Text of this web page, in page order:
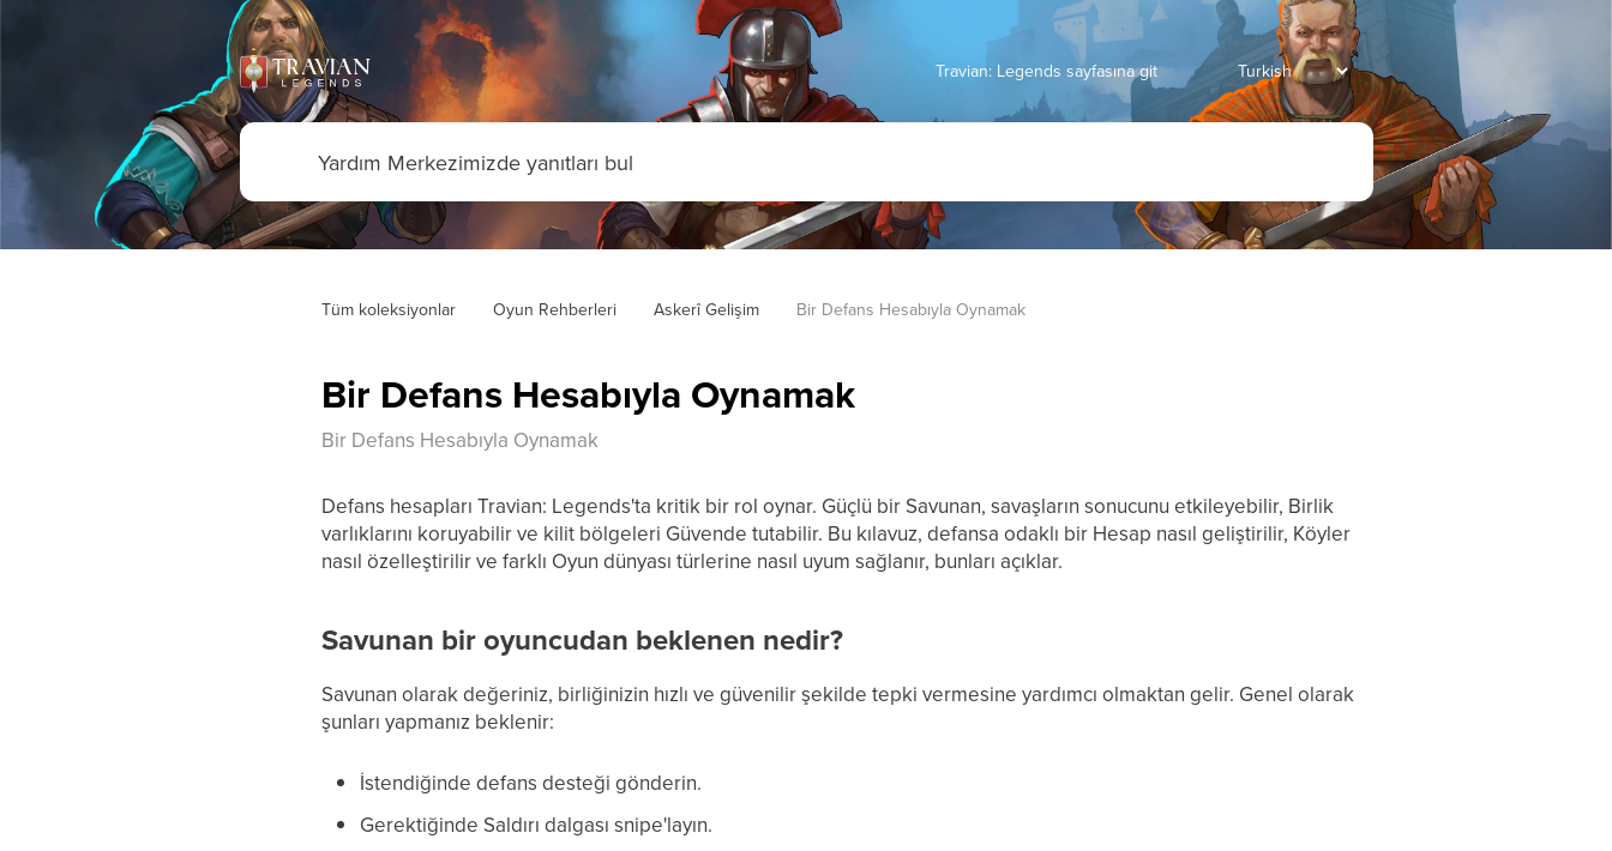
Travian: Legends sayfasına git
Tüm koleksiyonlar Oyun Rehberleri Askerî Gelişim Bir Defans Hesabıyla Oynamak
Bir Defans Hesabıyla Oynamak
Bir Defans Hesabıyla Oynamak
Defans hesapları Travian: Legends'ta kritik bir rol oynar. Güçlü bir Savunan, savaşların sonucunu etkileyebilir, Birlik
varlıklarını koruyabilir ve kilit bölgeleri Güvende tutabilir. Bu kılavuz, defansa odaklı bir Hesap nasıl geliştirilir, Köyler
nasıl özelleştirilir ve farklı Oyun dünyası türlerine nasıl uyum sağlanır, bunları açıklar.
Savunan bir oyuncudan beklenen nedir?
Savunan olarak değeriniz, birliğinizin hızlı ve güvenilir şekilde tepki vermesine yardımcı olmaktan gelir. Genel olarak
şunları yapmanız beklenir:
İstendiğinde defans desteği gönderin.
Gerektiğinde Saldırı dalgası snipe'layın.